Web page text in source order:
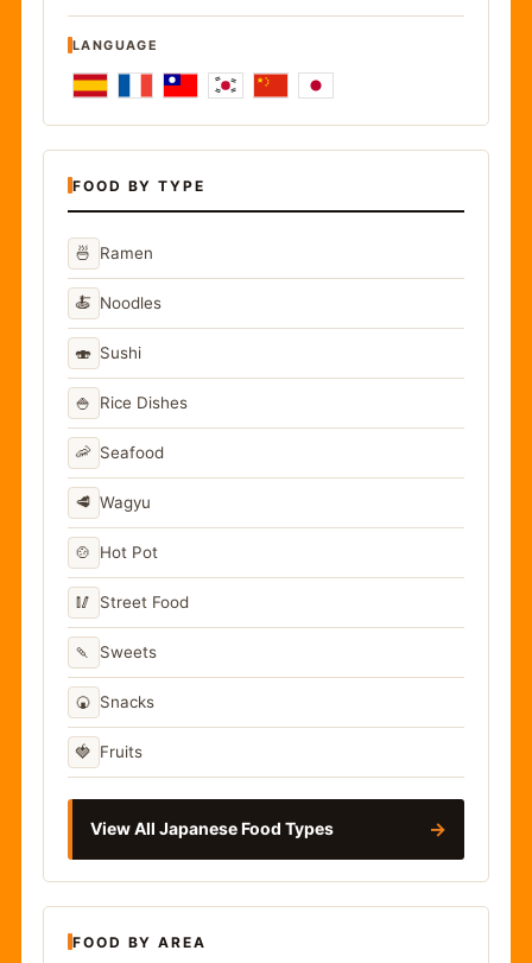
LANGUAGE
FOOD BY TYPE
🍜 Ramen
🍝 Noodles
🍣 Sushi
🍚 Rice Dishes
🦐 Seafood
🥩 Wagyu
🍲 Hot Pot
🥢 Street Food
🍡 Sweets
🍘 Snacks
🍓 Fruits
View All Japanese Food Types →
FOOD BY AREA